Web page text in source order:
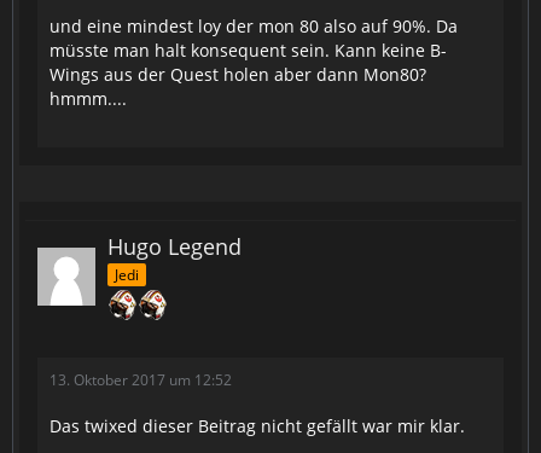
und eine mindest loy der mon 80 also auf 90%. Da
müsste man halt konsequent sein. Kann keine B-
Wings aus der Quest holen aber dann Mon80?
hmmm....
Hugo Legend
Jedi
13. Oktober 2017 um 12:52
Das twixed dieser Beitrag nicht gefällt war mir klar.